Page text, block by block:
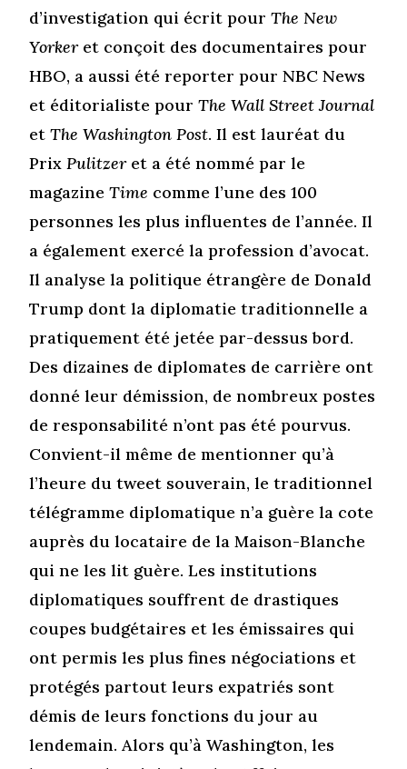
d’investigation qui écrit pourThe New
Yorkeret conçoit des documentaires pour
HBO, a aussi été reporter pour NBC News
et éditorialiste pourThe Wall Street Journal
etThe Washington Post. Il est lauréat du
PrixPulitzer et a été nommé par le
magazineTime comme l’une des 100
personnes les plus influentes de l’année. Il
a également exercé la profession d’avocat.
Il analyse la politique étrangère de Donald
Trump dont la diplomatie traditionnelle a
pratiquement été jetée par-dessus bord.
Des dizaines de diplomates de carrière ont
donné leur démission, de nombreux postes
de responsabilité n’ont pas été pourvus.
Convient-il même de mentionner qu’à
l’heure du tweet souverain, le traditionnel
télégramme diplomatique n’a guère la cote
auprès du locataire de la Maison-Blanche
qui ne les lit guère. Les institutions
diplomatiques souffrent de drastiques
coupes budgétaires et les émissaires qui
ont permis les plus fines négociations et
protégés partout leurs expatriés sont
démis de leurs fonctions du jour au
lendemain. Alors qu’à Washington, les